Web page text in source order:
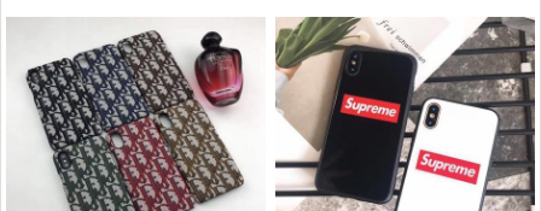
カップル用 レディース
ス カバー 欧米風ブランド
iphone7/6s plusハードケース レザ
ー 贅沢